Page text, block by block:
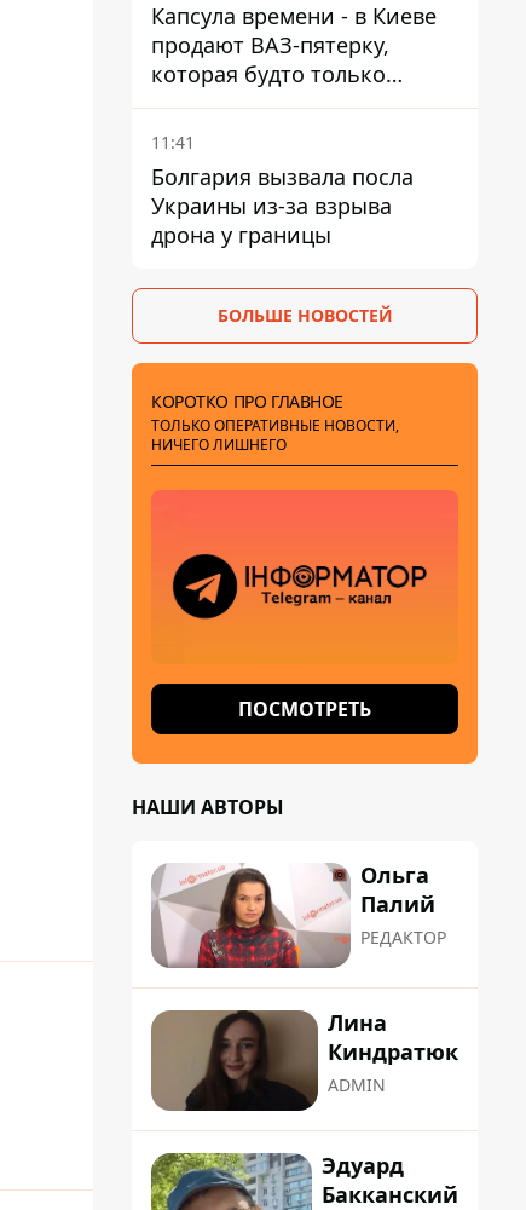
Капсула времени - в Киеве
продают ВАЗ-пятерку,
которая будто только
сошла с конвейера
11:41
Болгария вызвала посла
Украины из-за взрыва
дрона у границы
БОЛЬШЕ НОВОСТЕЙ
КОРОТКО ПРО ГЛАВНОЕ
ТОЛЬКО ОПЕРАТИВНЫЕ НОВОСТИ,
НИЧЕГО ЛИШНЕГО
ПОСМОТРЕТЬ
НАШИ АВТОРЫ
Ольга
Палий
РЕДАКТОР
Лина
Киндратюк
ADMIN
Эдуард
Бакканский